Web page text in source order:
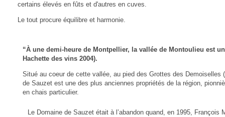
certains élevés en fûts et d'autres en cuves.
Le tout procure équilibre et harmonie.
“À une demi-heure de Montpellier, la vallée de Montoulieu est
Hachette des vins 2004).
Situé au coeur de cette vallée, au pied des Grottes des
de Sauzet est une des plus anciennes propriétés de la région,
en chais particulier.
Le Domaine de Sauzet était à l’abandon quand, en 1995,